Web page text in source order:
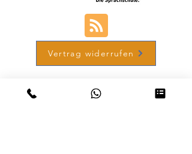
Vertrag widerrufen